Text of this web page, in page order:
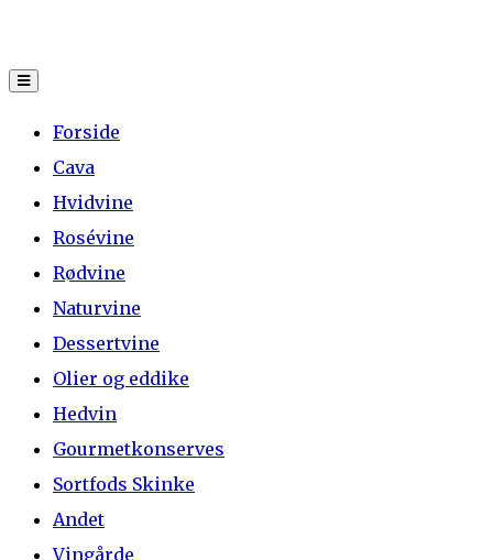
content
Forside
Cava
Hvidvine
Rosévine
Rødvine
Naturvine
Dessertvine
Olier og eddike
Hedvin
Gourmetkonserves
Sortfods Skinke
Andet
Vingårde